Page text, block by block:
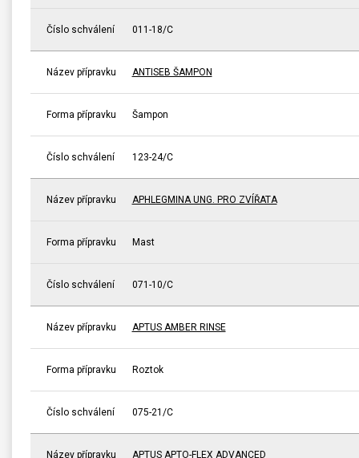
Číslo schválení 011-18/C
Název přípravku ANTISEB ŠAMPON
Forma přípravku Šampon
Číslo schválení 123-24/C
Název přípravku APHLEGMINA UNG. PRO ZVÍŘATA
Forma přípravku Mast
Číslo schválení 071-10/C
Název přípravku APTUS AMBER RINSE
Forma přípravku Roztok
Číslo schválení 075-21/C
Název přípravku APTUS APTO-FLEX ADVANCED